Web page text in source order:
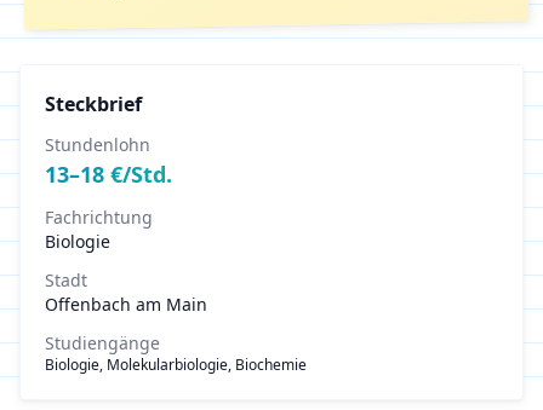
Steckbrief
Stundenlohn
13–18 €/Std.
Fachrichtung
Biologie
Stadt
Offenbach am Main
Studiengänge
Biologie, Molekularbiologie, Biochemie